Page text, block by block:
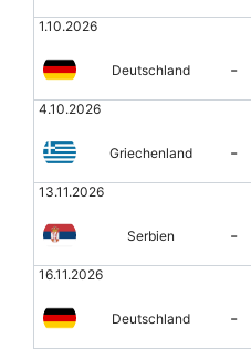
1.10.2026
Deutschland -
4.10.2026
Griechenland -
13.11.2026
Serbien -
16.11.2026
Deutschland -